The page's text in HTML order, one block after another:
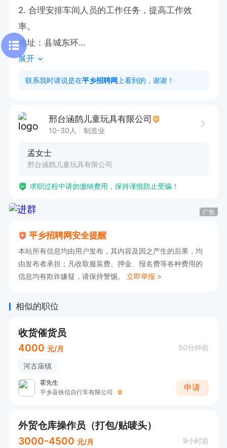
2. 合理安排车间人员的工作任务，提高工作效
率。
地址：县城东环
有意者直接电话联系17731924737
展开
联系我时请说是在平乡招聘网 上看到的，谢谢！
邢台涵鹊儿童玩具有限公司
10-30人 制造业
孟女士
邢台涵鹊儿童玩具有限公司
求职过程中请勿缴纳费用，保持谨慎防止受骗！
广告
平乡招聘网安全提醒
本站所有信息均由用户发布，其内容及因之产生的后果，均
由发布者承担；凡收取服装费、押金、报名费等各种费用的
信息均有欺诈嫌疑，请保持警惕。 立即举报 >
相似的职位
收货催货员
4000 元/月 50分钟前
河古庙镇
霍先生
平乡县铁信自行车有限公司
申请
外贸仓库操作员（打包/贴唛头）
3000-4500 元/月 9小时前